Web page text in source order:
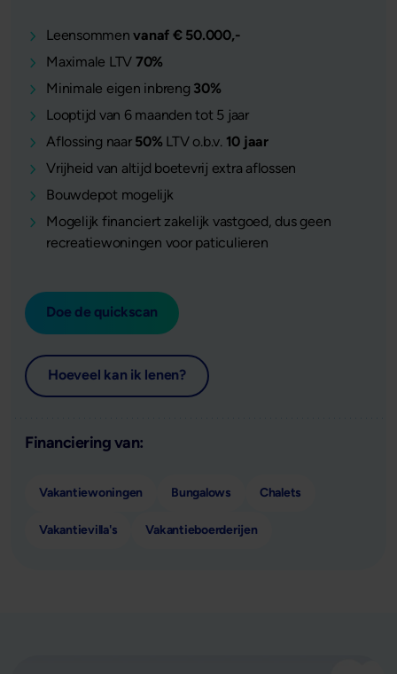
Leensommenvanaf € 50.000,-
Maximale LTV 70%
Minimale eigen inbreng 30%
Looptijd van 6 maanden tot 5 jaar
Aflossing naar 50% LTV o.b.v. 10 jaar
Vrijheid van altijd boetevrij extra aflossen
Bouwdepot mogelijk
Mogelijk financiert zakelijk vastgoed, dus geen
recreatiewoningen voor paticulieren
Doe de quickscan
Hoeveel kan ik lenen?
Financiering van:
Vakantiewoningen Bungalows Chalets
Vakantievilla's Vakantieboerderijen